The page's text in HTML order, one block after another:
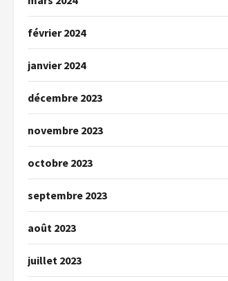
février 2024
janvier 2024
décembre 2023
novembre 2023
octobre 2023
septembre 2023
août 2023
juillet 2023